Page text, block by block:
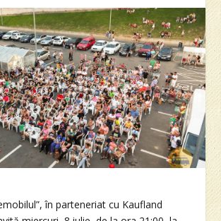
în parteneriat cu Kaufland